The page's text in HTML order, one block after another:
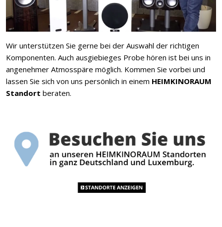
Wir unterstützen Sie gerne bei der Auswahl der richtigen
Komponenten. Auch ausgiebieges Probe hören ist bei uns in
angenehmer Atmosspäre möglich. Kommen Sie vorbei und
lassen Sie sich von uns persönlich in einem HEIMKINORAUM
Standort beraten.